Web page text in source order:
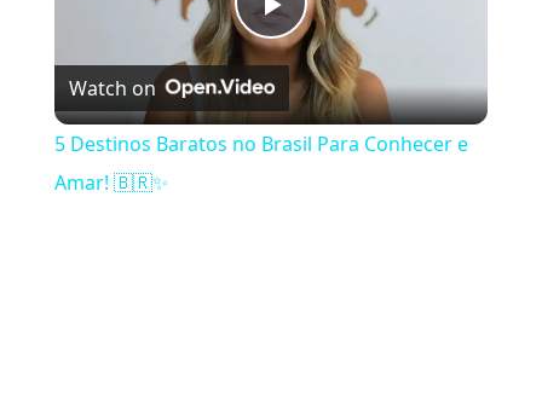
Play Video
Watch on
5 Destinos Baratos no Brasil Para Conhecer e
Amar! 🇧🇷✨